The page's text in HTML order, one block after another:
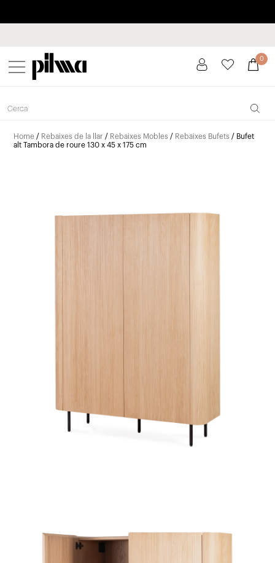
pilma 0
Home / Rebaixes de la llar / Rebaixes Mobles / Rebaixes Bufets / Bufet
alt Tambora de roure 130 x 45 x 175 cm